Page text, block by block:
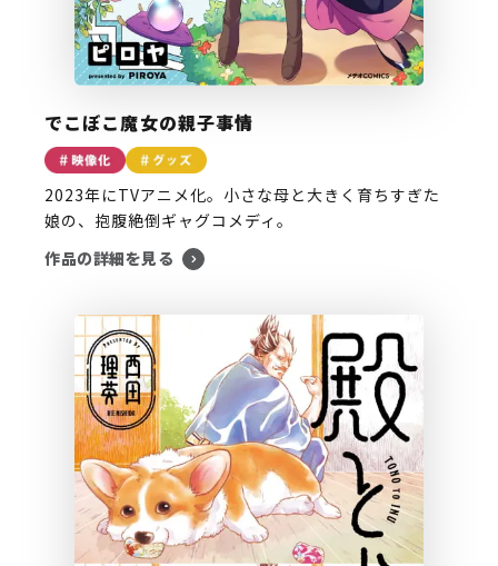
でこぼこ魔女の親子事情
2023年にTVアニメ化。小さな母と大きく育ちすぎた
娘の、抱腹絶倒ギャグコメディ。
作品の詳細を見る